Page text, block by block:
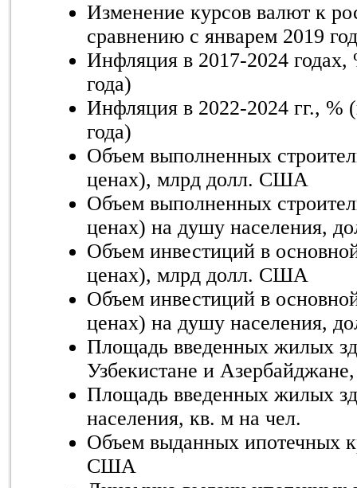
Изменение курсов валют к
сравнению с январем 2019
Инфляция в 2017-2024
года)
Инфляция в 2022-2024 гг., %
года)
Объем выполненных
ценах), млрд долл. США
Объем выполненных
ценах) на душу населения,
Объем инвестиций в
ценах), млрд долл. США
Объем инвестиций в
ценах) на душу населения,
Площадь введенных жилых
Узбекистане и
Площадь введенных жилых
населения, кв. м на чел.
Объем выданных ипотечных
США